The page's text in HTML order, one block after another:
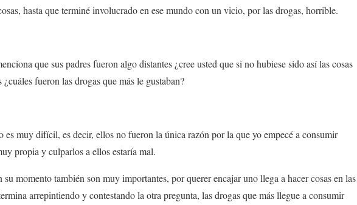
hasta que terminé involucrado en ese mundo con un vicio, por las drogas, horrible.
que sus padres fueron algo distantes ¿cree usted que si no hubiese sido asílas cosas
¿cuáles fueron las drogas que más le gustaban?
es muy difícil, es decir, ellos no fueron la única razón por la que yo empecé a consumir
propia yculparlos a ellos estaría mal.
su momento también son muy importantes, por querer encajar uno llega a hacer cosas en las
arrepintiendo y contestando la otra pregunta, las drogas que más llegue a consumir